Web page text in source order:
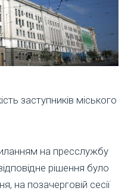
заступників міського
на пресслужбу
рішення було
на позачерговій сесії